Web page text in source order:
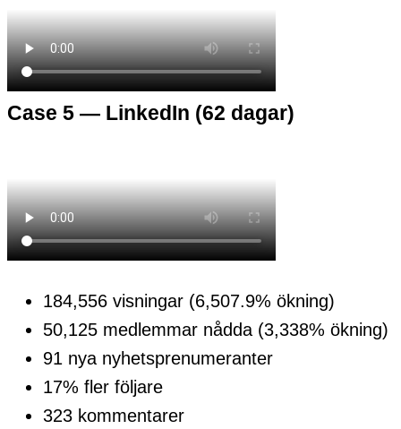
Case 5 — LinkedIn (62 dagar)
184,556 visningar (6,507.9% ökning)
50,125 medlemmar nådda (3,338% ökning)
91 nya nyhetsprenumeranter
17% fler följare
323 kommentarer